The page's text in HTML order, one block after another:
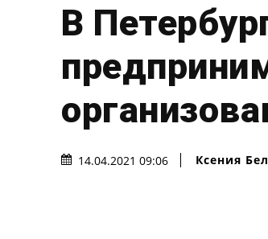
В
14.04.2021 09:06 Ксения